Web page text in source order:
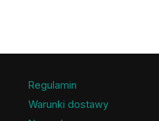
Regulamin
Warunki dostawy